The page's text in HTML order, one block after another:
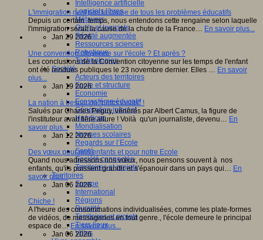
Intelligence artificielle
Logiciels libres
Métavers
Outils et logiciels
Réalité augmentée
Ressources sciences
Robotique
Technologies
Société
Acteurs des territoires
Ecole et structure
Economie
Ecosystème éducatif
Génération internet
Handicap
Mondialisation
Normes scolaires
Regards sur l’Ecole
Santé
Société connectée
Territoires et projets
Territoires
Europe
International
Régions
Ruralité
Territoires et projets
Tiers lieux
Villes
L'immigration nest pas la cause de tous les problèmes éducatifs
Depuis un certain temps, nous entendons cette rengaine selon laquelle
l'immigration serait la cause de la chute de la France… En savoir plus...
Jan 29 2026
Une convention citoyenne sur l'école ? Et après ?
Les conclusions de la Convention citoyenne sur les temps de l'enfant
ont été rendues publiques le 23 novembre dernier. Elles … En savoir
plus...
Jan 19 2026
La nation à besoin de "petits instits" !
Salués par Charles Peguy, vénèrés par Albert Camus, la figure de
l'instituteur avait fière allure ! Voilà qu'un journaliste, devenu… En
savoir plus...
Jan 12 2026
Des vœux pour nos enfants et pour notre Ecole
Quand nous adressons nos vœux, nous pensons souvent à nos
enfants, qu'ils puissent grandir et s'épanouir dans un pays qui… En
savoir plus...
Jan 06 2026
Chiche !
A l'heure des consommations individualisées, comme les plate-formes
de vidéos, de.messageries en tout genre., l'école demeure le principal
espace de… En savoir plus...
Jan 06 2026